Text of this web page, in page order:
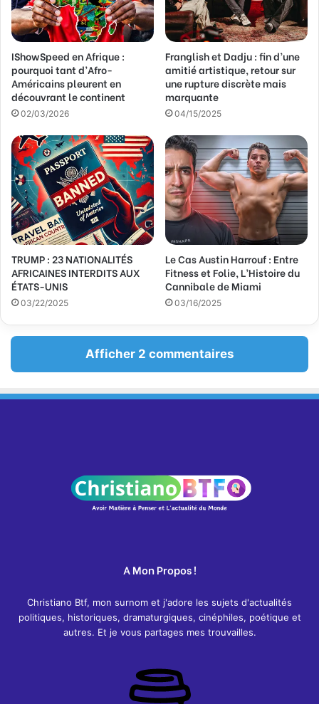
IShowSpeed en Afrique :
pourquoi tant d’Afro-
Américains pleurent en
découvrant le continent
02/03/2026
Franglish et Dadju : fin d’une
amitié artistique, retour sur
une rupture discrète mais
marquante
04/15/2025
TRUMP : 23 NATIONALITÉS
AFRICAINES INTERDITS AUX
ÉTATS-UNIS
03/22/2025
Le Cas Austin Harrouf : Entre
Fitness et Folie, L’Histoire du
Cannibale de Miami
03/16/2025
Afficher 2 commentaires
A Mon Propos !
Christiano Btf, mon surnom et j'adore les sujets d'actualités
politiques, historiques, dramaturgiques, cinéphiles, poétique et
autres. Et je vous partages mes trouvailles.